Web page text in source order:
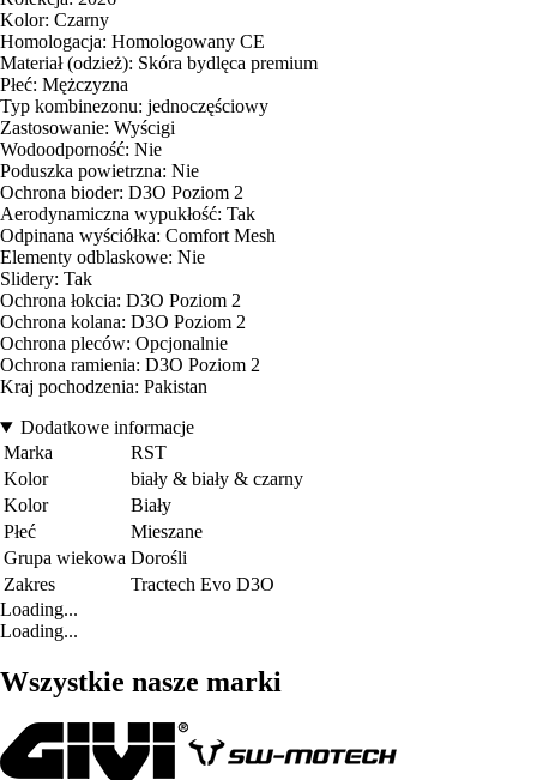
Kolor: Czarny
Homologacja: Homologowany CE
Materiał (odzież): Skóra bydlęca premium
Płeć: Mężczyzna
Typ kombinezonu: jednoczęściowy
Zastosowanie: Wyścigi
Wodoodporność: Nie
Poduszka powietrzna: Nie
Ochrona bioder: D3O Poziom 2
Aerodynamiczna wypukłość: Tak
Odpinana wyściółka: Comfort Mesh
Elementy odblaskowe: Nie
Slidery: Tak
Ochrona łokcia: D3O Poziom 2
Ochrona kolana: D3O Poziom 2
Ochrona pleców: Opcjonalnie
Ochrona ramienia: D3O Poziom 2
Kraj pochodzenia: Pakistan
Dodatkowe informacje
Marka
RST
Kolor
biały & biały & czarny
Kolor
Biały
Płeć
Mieszane
Grupa wiekowa Dorośli
Zakres
Tractech Evo D3O
Loading...
Loading...
Wszystkie nasze marki